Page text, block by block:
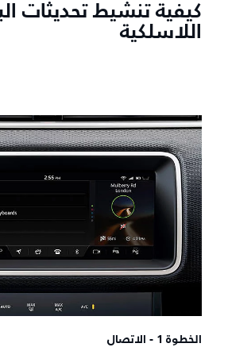
كيفية تنشيط تحديثات
اللاسلكية
الخطوة 1 - الاتصال